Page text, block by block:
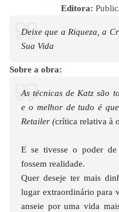
Editora:
Deixe que a Riqueza, a
Sua Vida
Sobre a obra:
As técnicas de Katz são
e o melhor de tudo é
Retailer (crítica relativa à
E se tivesse o poder
fossem realidade.
Quer deseje ter mais
lugar extraordinário para
anseie por uma vida